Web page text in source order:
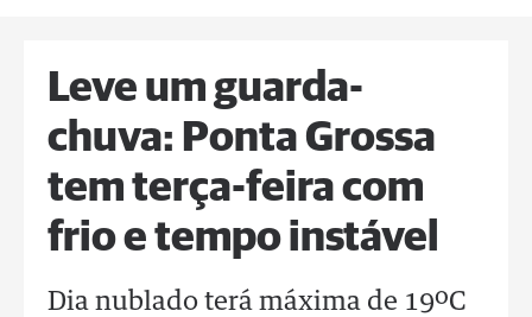
Leve um guarda-
chuva: Ponta Grossa
tem terça-feira com
frio e tempo instável
Dia nublado terá máxima de 19ºC